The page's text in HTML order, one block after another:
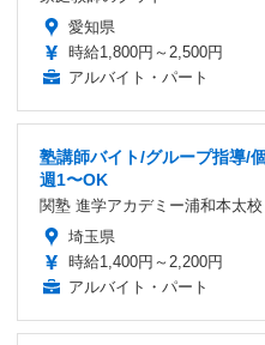
愛知県
時給1,800円～2,500円
アルバイト・パート
塾講師バイト/グループ指導/
週1〜OK
関塾 進学アカデミー浦和本太校
埼玉県
時給1,400円～2,200円
アルバイト・パート